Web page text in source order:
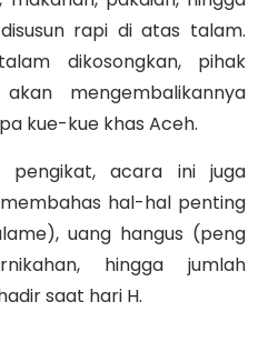
rapi di atas talam.
dikosongkan, pihak
mengembalikannya
kue-kue khas Aceh.
pengikat, acara ini juga
hal-hal penting
uang hangus (peng
hingga jumlah
saat hari H.